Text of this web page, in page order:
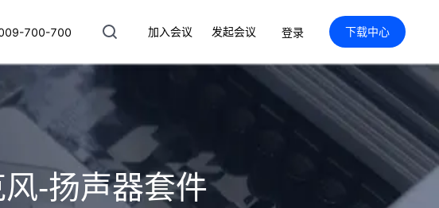
700-700 加入会议 发起会议 登录 下载中心
-扬声器套件